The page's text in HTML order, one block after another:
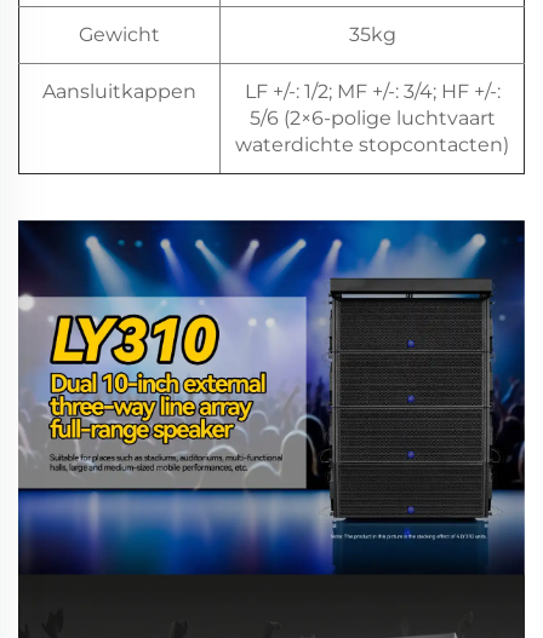
Gewicht 35kg
Aansluitkappen
LF +/-: 1/2; MF +/-: 3/4; HF +/-:
5/6 (2×6-polige luchtvaart
waterdichte stopcontacten)